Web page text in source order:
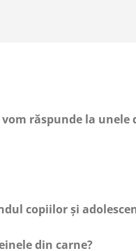
răspunde la unele
copiilor și
din carne?